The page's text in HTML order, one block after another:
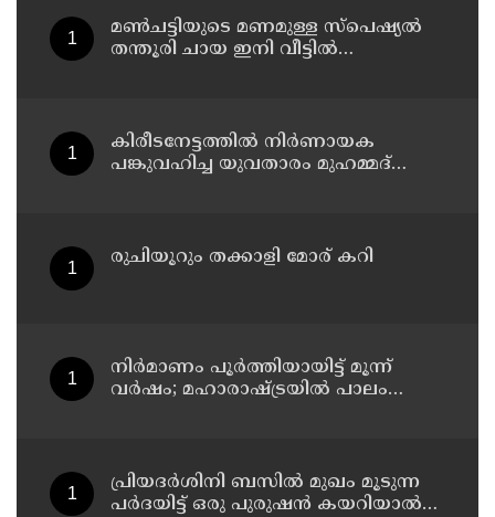
മൺചട്ടിയുടെ മണമുള്ള സ്പെഷ്യൽ
തന്തൂരി ചായ ഇനി വീട്ടിൽ
കിരീടനേട്ടത്തില്‍ നിര്‍ണായക
പങ്കുവഹിച്ച യുവതാരം മുഹമ്മദ്
രുചിയൂറും തക്കാളി മോര് കറി
നിർമാണം പൂർത്തിയായിട്ട് മൂന്ന്
വർഷം; മഹാരാഷ്ട്രയിൽ പാലം
പ്രിയദർശിനി ബസിൽ മുഖം മൂടുന്ന
പർദയിട്ട് ഒരു പുരുഷൻ കയറിയാൽ